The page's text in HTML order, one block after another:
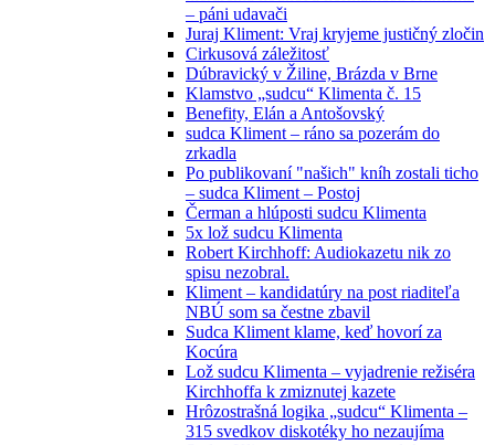
– páni udavači
Juraj Kliment: Vraj kryjeme justičný zločin
Cirkusová záležitosť
Dúbravický v Žiline, Brázda v Brne
Klamstvo „sudcu“ Klimenta č. 15
Benefity, Elán a Antošovský
sudca Kliment – ráno sa pozerám do
zrkadla
Po publikovaní "našich" kníh zostali ticho
– sudca Kliment – Postoj
Čerman a hlúposti sudcu Klimenta
5x lož sudcu Klimenta
Robert Kirchhoff: Audiokazetu nik zo
spisu nezobral.
Kliment – kandidatúry na post riaditeľa
NBÚ som sa čestne zbavil
Sudca Kliment klame, keď hovorí za
Kocúra
Lož sudcu Klimenta – vyjadrenie režiséra
Kirchhoffa k zmiznutej kazete
Hrôzostrašná logika „sudcu“ Klimenta –
315 svedkov diskotéky ho nezaujíma